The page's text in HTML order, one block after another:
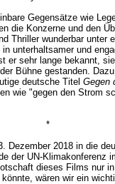
Gegensätze wie
die Konzerne und den
Thriller wunderbar unter
unterhaltsamer und
er sehr lange bekannt,
Bühne gestanden.
deutsche Titel Gegen
wie "gegen den Strom
*
Dezember 2018 in die
der UN-Klimakonferenz
dieses Films nur
wären wir ein